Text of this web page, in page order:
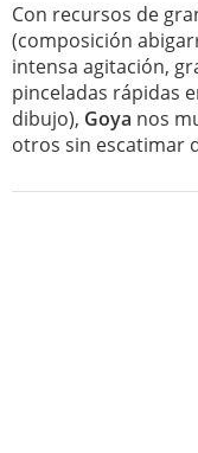
Con recursos de
(composición
intensa agitación,
pinceladas rápidas
dibujo), Goya nos
otros sin escatimar